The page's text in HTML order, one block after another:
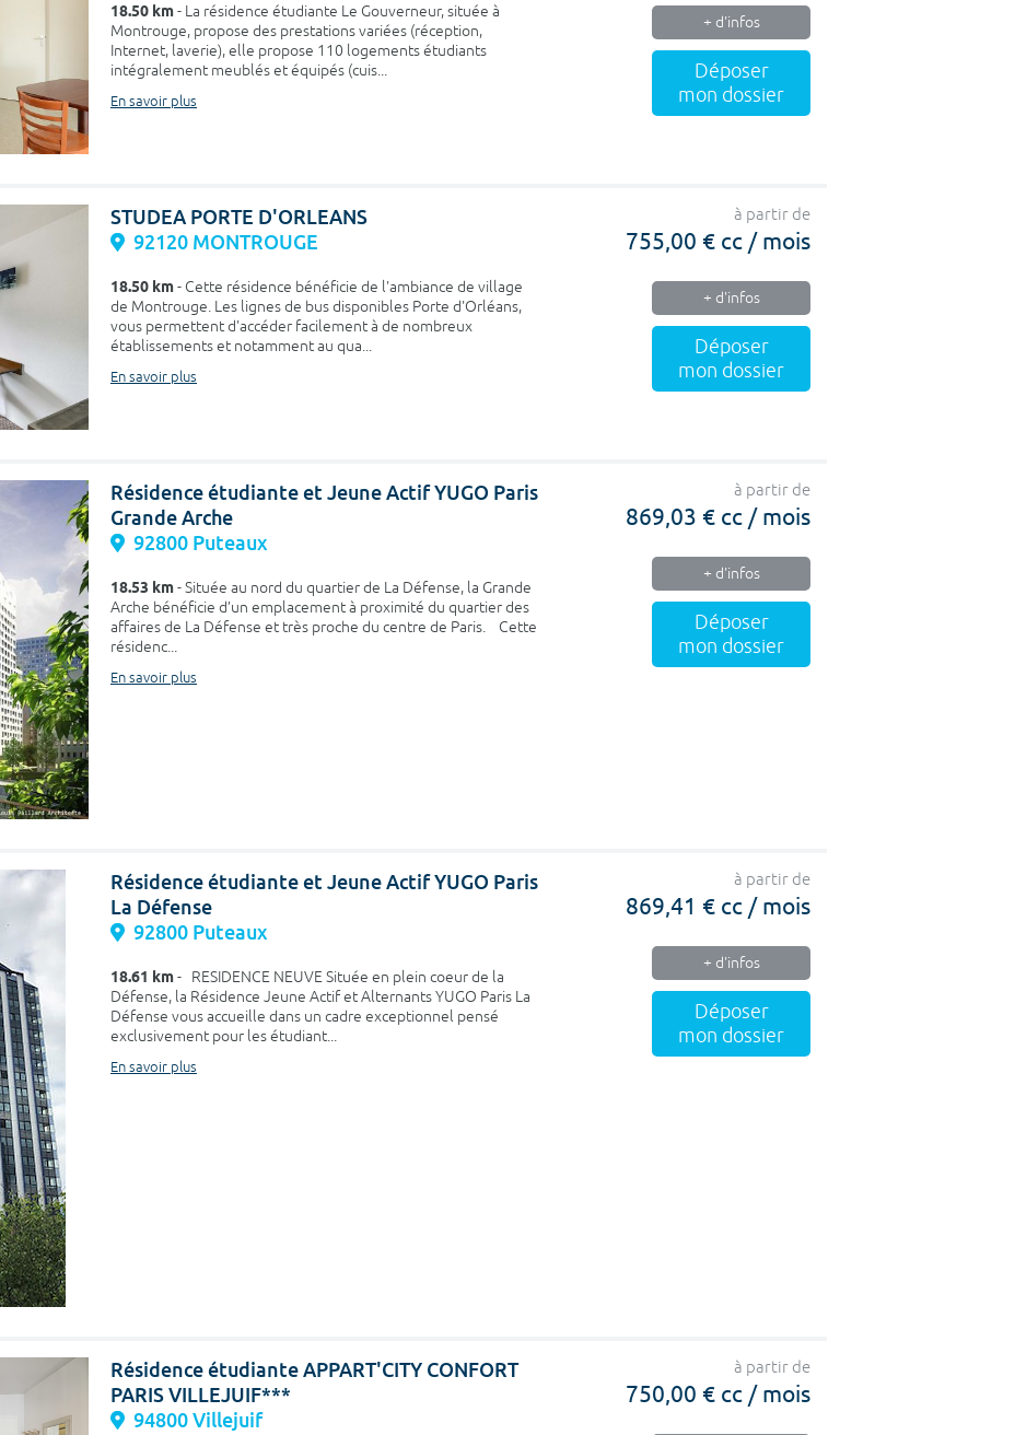
18.50 km- La résidence étudiante Le Gouverneur, située à
Montrouge, propose des prestations variées (réception,
Internet, laverie), elle propose 110 logements étudiants
intégralement meublés et équipés (cuis...
En savoir plus
+ d'infos
Déposer
mon dossier
STUDEA PORTE D'ORLEANS
92120 MONTROUGE
18.50 km- Cette résidence bénéficie de l'ambiance de village
de Montrouge. Les lignes de bus disponibles Porte d'Orléans,
vous permettent d'accéder facilement à de nombreux
établissements et notamment au qua...
En savoir plus
à partir de
755,00 € cc / mois
+ d'infos
Déposer
mon dossier
Résidence étudiante et Jeune Actif YUGO Paris
Grande Arche
92800 Puteaux
18.53 km- Située au nord du quartier de La Défense, la Grande
Arche bénéficie d’un emplacement à proximité du quartier des
affaires de La Défense et très proche du centre de Paris. Cette
résidenc...
En savoir plus
à partir de
869,03 € cc / mois
+ d'infos
Déposer
mon dossier
Résidence étudiante et Jeune Actif YUGO Paris
La Défense
92800 Puteaux
18.61 km- RESIDENCE NEUVE Située en plein coeur de la
Défense, la Résidence Jeune Actif et Alternants YUGO Paris La
Défense vous accueille dans un cadre exceptionnel pensé
exclusivement pour les étudiant...
En savoir plus
à partir de
869,41 € cc / mois
+ d'infos
Déposer
mon dossier
Résidence étudiante APPART'CITY CONFORT
PARIS VILLEJUIF***
94800 Villejuif
à partir de
750,00 € cc / mois